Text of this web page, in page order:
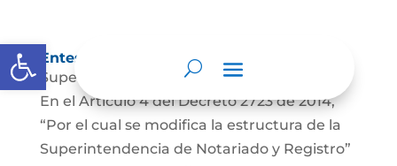
Abrir barra de herramientas
Entes y autoridades que lo vigilan
Superintendencia de Notariado y Registro
En el Artículo 4 del Decreto 2723 de 2014,
“Por el cual se modifica la estructura de la
Superintendencia de Notariado y Registro”